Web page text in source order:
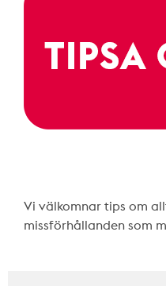
Vi välkomnar tips om
missförhållanden som